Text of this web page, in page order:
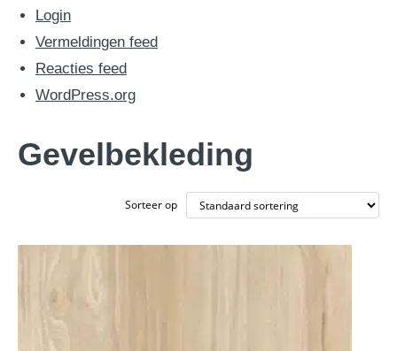
Login
Vermeldingen feed
Reacties feed
WordPress.org
Gevelbekleding